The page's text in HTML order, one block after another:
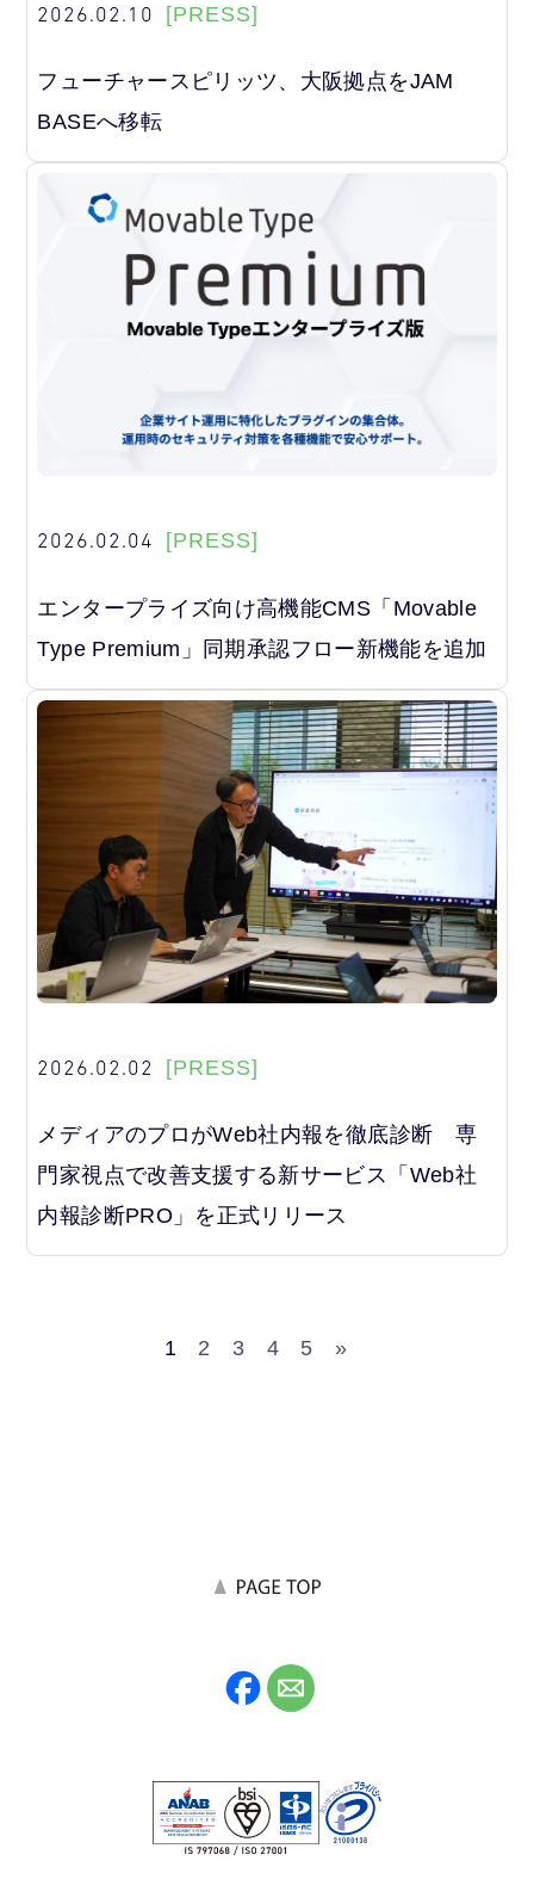
2026.02.10 [PRESS]
フューチャースピリッツ、大阪拠点をJAM
BASEへ移転
2026.02.04 [PRESS]
エンタープライズ向け高機能CMS「Movable
Type Premium」同期承認フロー新機能を追加
2026.02.02 [PRESS]
メディアのプロがWeb社内報を徹底診断 専
門家視点で改善支援する新サービス「Web社
内報診断PRO」を正式リリース
1 2 3 4 5 »